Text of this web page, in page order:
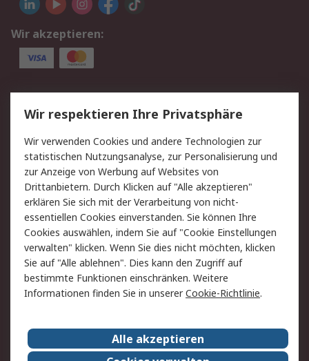
Wir akzeptieren:
Service
Value Added Services
Lieferlösungen
Rücksendung/Entsorgung Kontakt
Hilfe
Rechtliches
RS Verkaufs- und
Lieferbedingungen
Datenschutz
Cookie-Richtlinie
Zahlungsbedingungen
Impressum
Webseite Konditionen
RS weltweit
Wir respektieren Ihre Privatsphäre
Wir verwenden Cookies und andere Technologien zur
statistischen Nutzungsanalyse, zur Personalisierung und
zur Anzeige von Werbung auf Websites von
Drittanbietern. Durch Klicken auf "Alle akzeptieren"
erklären Sie sich mit der Verarbeitung von nicht-
essentiellen Cookies einverstanden. Sie können Ihre
Cookies auswählen, indem Sie auf "Cookie Einstellungen
verwalten" klicken. Wenn Sie dies nicht möchten, klicken
Sie auf "Alle ablehnen". Dies kann den Zugriff auf
bestimmte Funktionen einschränken. Weitere
Informationen finden Sie in unsererCookie-Richtlinie.
Alle akzeptieren